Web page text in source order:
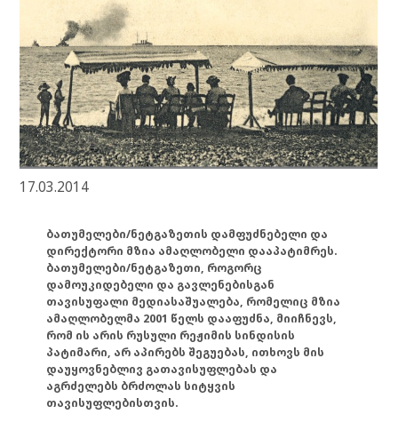
17.03.2014
ბათუმელები/ნეტგაზეთის დამფუძნებელი და
დირექტორი მზია ამაღლობელი დააპატიმრეს.
ბათუმელები/ნეტგაზეთი, როგორც
დამოუკიდებელი და გავლენებისგან
თავისუფალი მედიასაშუალება, რომელიც მზია
ამაღლობელმა 2001 წელს დააფუძნა, მიიჩნევს,
რომ ის არის რუსული რეჟიმის სინდისის
პატიმარი, არ აპირებს შეგუებას, ითხოვს მის
დაუყოვნებლივ გათავისუფლებას და
აგრძელებს ბრძოლას სიტყვის
თავისუფლებისთვის.